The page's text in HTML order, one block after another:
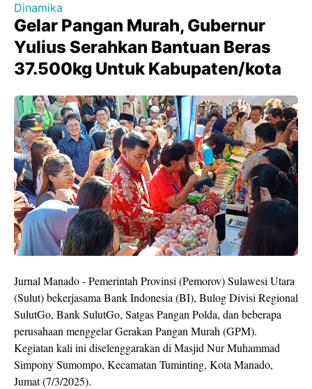
Dinamika
Gelar Pangan Murah, Gubernur
Yulius Serahkan Bantuan Beras
37.500kg Untuk Kabupaten/kota
Jurnal Manado - Pemerintah Provinsi (Pemorov) Sulawesi Utara
(Sulut) bekerjasama Bank Indonesia (BI), Bulog Divisi Regional
SulutGo, Bank SulutGo, Satgas Pangan Polda, dan beberapa
perusahaan menggelar Gerakan Pangan Murah (GPM).
Kegiatan kali ini diselenggarakan di Masjid Nur Muhammad
Simpony Sumompo, Kecamatan Tuminting, Kota Manado,
Jumat (7/3/2025).